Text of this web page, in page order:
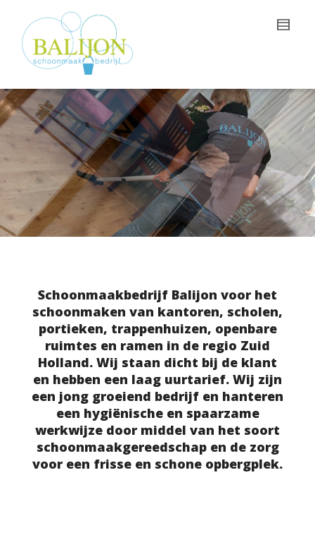
Schoonmaakbedrijf Balijon voor het
schoonmaken van kantoren, scholen,
portieken, trappenhuizen, openbare
ruimtes en ramen in de regio Zuid
Holland. Wij staan dicht bij de klant
en hebben een laag uurtarief. Wij zijn
een jong groeiend bedrijf en hanteren
een hygiënische en spaarzame
werkwijze door middel van het soort
schoonmaakgereedschap en de zorg
voor een frisse en schone opbergplek.